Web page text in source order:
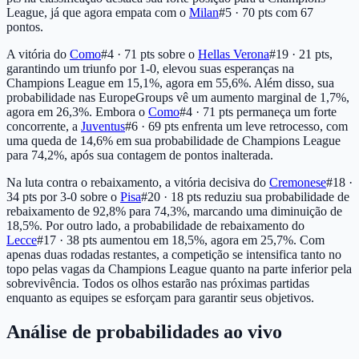
League, já que agora empata com o Milan#5 · 70 pts com 67
pontos.
A vitória do Como#4 · 71 pts sobre o Hellas Verona#19 · 21 pts,
garantindo um triunfo por 1-0, elevou suas esperanças na
Champions League em 15,1%, agora em 55,6%. Além disso, sua
probabilidade nas EuropeGroups vê um aumento marginal de 1,7%,
agora em 26,3%. Embora o Como#4 · 71 pts permaneça um forte
concorrente, a Juventus#6 · 69 pts enfrenta um leve retrocesso, com
uma queda de 14,6% em sua probabilidade de Champions League
para 74,2%, após sua contagem de pontos inalterada.
Na luta contra o rebaixamento, a vitória decisiva do Cremonese#18 ·
34 pts por 3-0 sobre o Pisa#20 · 18 pts reduziu sua probabilidade de
rebaixamento de 92,8% para 74,3%, marcando uma diminuição de
18,5%. Por outro lado, a probabilidade de rebaixamento do
Lecce#17 · 38 pts aumentou em 18,5%, agora em 25,7%. Com
apenas duas rodadas restantes, a competição se intensifica tanto no
topo pelas vagas da Champions League quanto na parte inferior pela
sobrevivência. Todos os olhos estarão nas próximas partidas
enquanto as equipes se esforçam para garantir seus objetivos.
Análise de probabilidades ao vivo